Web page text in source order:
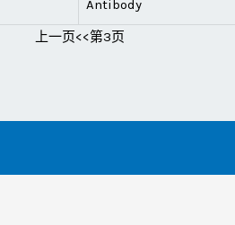
Antibody
上一页<<第3页